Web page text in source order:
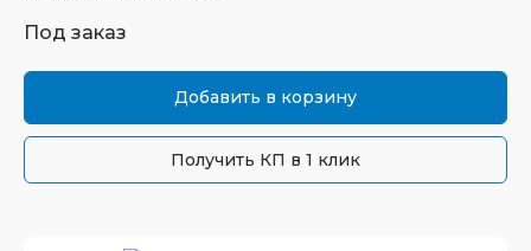
Под заказ
Добавить в корзину
Получить КП в 1 клик